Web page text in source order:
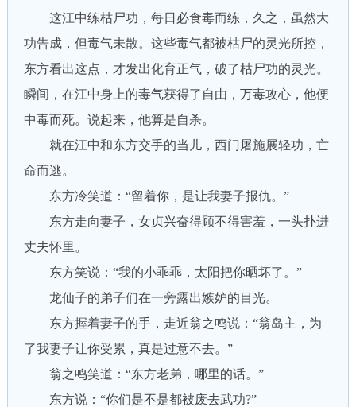
这江中练枯尸功，每日必食毒而练，久之，虽然大
功告成，但毒气未散。这些毒气都被枯尸的灵光所控，
东方看出这点，才发出化育正气，破了枯尸功的灵光。
瞬间，在江中身上的毒气获得了自由，万毒攻心，他便
中毒而死。说起来，他算是自杀。
就在江中和东方交手的当儿，西门屠施展轻功，亡
命而逃。
东方冷笑道：“留着你，是让我妻子报仇。”
东方走向妻子，女贞兴奋得顾不得害羞，一头扑进
丈夫怀里。
东方笑说：“我的小乖乖，太阳把你晒坏了。”
龙仙子的弟子们在一旁露出嫉妒的目光。
东方握着妻子的手，走近翁之鸣说：“翁岛主，为
了我妻子让你受累，真是过意不去。”
翁之鸣笑道：“东方老弟，哪里的话。”
东方说：“你们是不是都被废去武功?”